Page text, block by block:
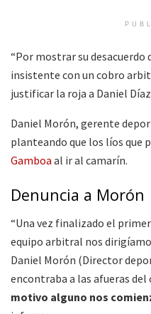
“Por mostrar su desacuerdo
insistente con un cobro
justificar la roja a Daniel
Daniel Morón, gerente
planteando que los líos que
Gamboa al ir al camarín.
Denuncia a Morón
“Una vez finalizado el
equipo arbitral nos
Daniel Morón (Director
encontraba a las afueras del
motivo alguno nos